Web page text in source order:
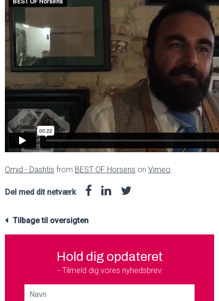
Omid - Dashtis from BEST OF Horsens on Vimeo.
Del med dit netværk
Tilbage til oversigten
Hold dig opdateret
- Tilmeld dig vores nyhedsbrev